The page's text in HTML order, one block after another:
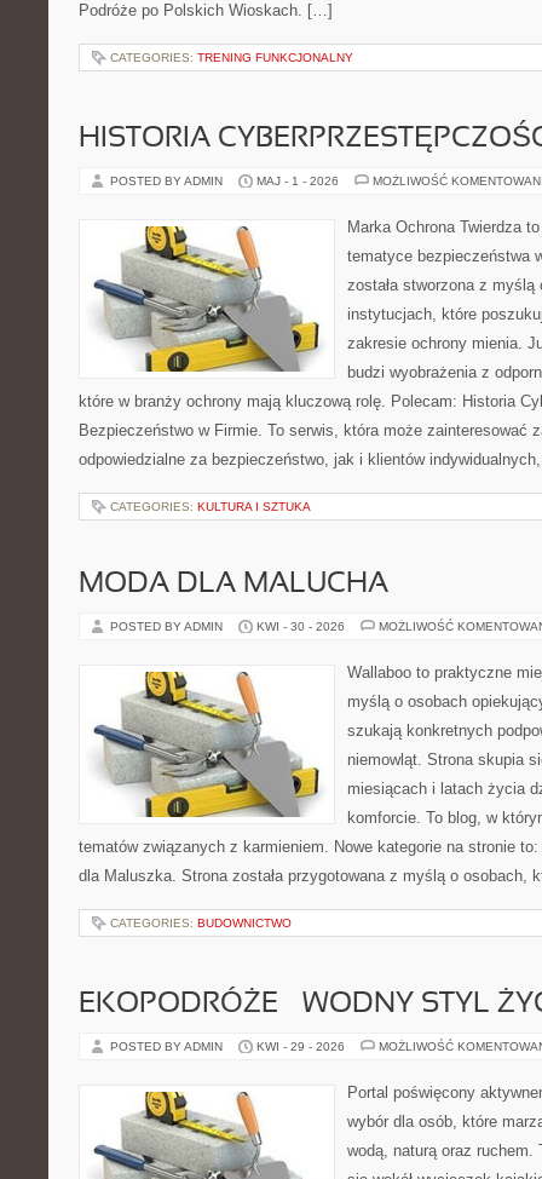
Podróże po Polskich Wioskach. […]
CATEGORIES: TRENING FUNKCJONALNY
HISTORIA
POSTED BY ADMIN MAJ - 1 - 2026 MOŻLIWOŚĆ
Marka Ochrona Twierdza
tematyce bezpieczeństwa
została stworzona z
instytucjach, które
zakresie ochrony mienia.
budzi wyobrażenia z
które w branży ochrony mają kluczową rolę. Polecam: Historia
Bezpieczeństwo w Firmie. To serwis, która może zainteresować
odpowiedzialne za bezpieczeństwo, jak i klientów
CATEGORIES: KULTURA I SZTUKA
MODA DLA MALUCHA
POSTED BY ADMIN KWI - 30 - 2026 MOŻLIWOŚĆ
Wallaboo to praktyczne
myślą o osobach
szukają konkretnych
niemowląt. Strona skupia
miesiącach i latach życia
komforcie. To blog, w
tematów związanych z karmieniem. Nowe kategorie na stronie
dla Maluszka. Strona została przygotowana z myślą o osobach,
CATEGORIES: BUDOWNICTWO
EKOPODRÓŻE – WODNY STYL
POSTED BY ADMIN KWI - 29 - 2026 MOŻLIWOŚĆ
Portal poświęcony
wybór dla osób, które
wodą, naturą oraz ruchem.